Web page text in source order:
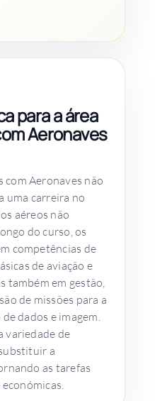
para a área
Aeronaves
com Aeronaves não
uma carreira no
aéreos não
do curso, os
competências de
de aviação e
também em gestão,
de missões para a
dados e imagem.
variedade de
a
as tarefas